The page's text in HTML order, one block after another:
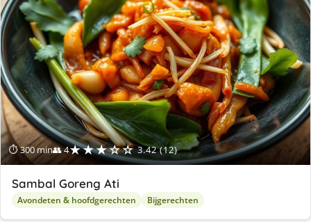
⏱ 300 min👥 4★★★☆☆ 3.42 (12)
Sambal Goreng Ati
Avondeten & hoofdgerechten Bijgerechten